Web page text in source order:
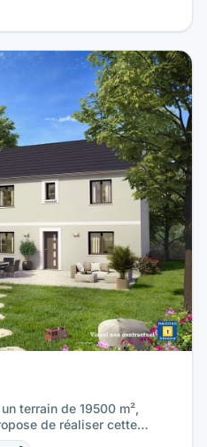
terrain de 19500 m²,
de réaliser cette